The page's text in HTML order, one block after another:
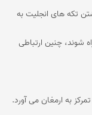
تکه های انجلیت به
شوند، چنین ارتباطی
به ارمغان می آورد.